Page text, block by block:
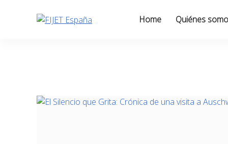
Home Quiénes